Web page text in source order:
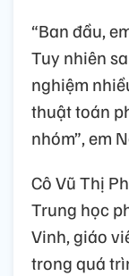
“Ban đầu,
Tuy nhiên
nghiệm
thuật toán
nhóm”, em
Cô Vũ Thị
Trung học
Vinh, giáo
trong quá